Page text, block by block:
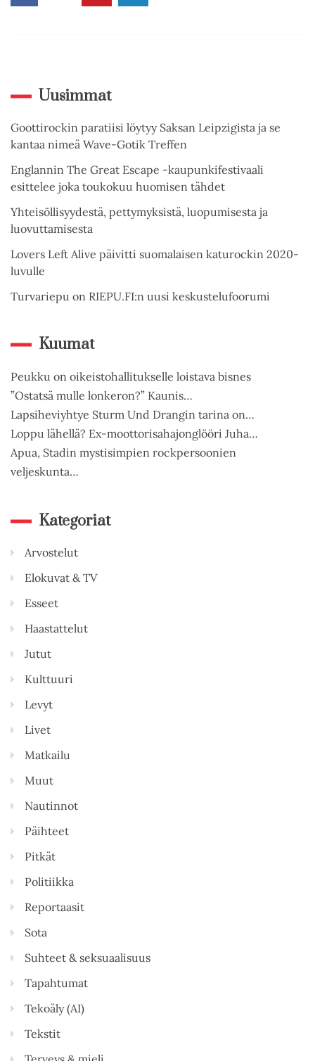
Uusimmat
Goottirockin paratiisi löytyy Saksan Leipzigista ja se
kantaa nimeä Wave-Gotik Treffen
Englannin The Great Escape -kaupunkifestivaali
esittelee joka toukokuu huomisen tähdet
Yhteisöllisyydestä, pettymyksistä, luopumisesta ja
luovuttamisesta
Lovers Left Alive päivitti suomalaisen katurockin 2020-
luvulle
Turvariepu on RIEPU.FI:n uusi keskustelufoorumi
Kuumat
Peukku on oikeistohallitukselle loistava bisnes
”Ostatsä mulle lonkeron?” Kaunis…
Lapsiheviyhtye Sturm Und Drangin tarina on…
Loppu lähellä? Ex-moottorisahajonglööri Juha…
Apua, Stadin mystisimpien rockpersoonien
veljeskunta…
Kategoriat
Arvostelut
Elokuvat & TV
Esseet
Haastattelut
Jutut
Kulttuuri
Levyt
Livet
Matkailu
Muut
Nautinnot
Päihteet
Pitkät
Politiikka
Reportaasit
Sota
Suhteet & seksuaalisuus
Tapahtumat
Tekoäly (AI)
Tekstit